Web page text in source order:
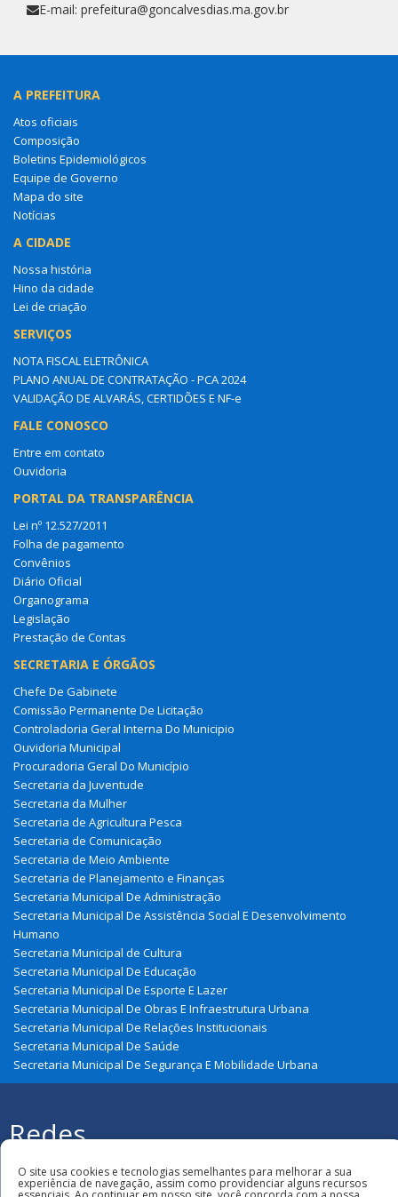
E-mail: prefeitura@goncalvesdias.ma.gov.br
A PREFEITURA
Atos oficiais
Composição
Boletins Epidemiológicos
Equipe de Governo
Mapa do site
Notícias
A CIDADE
Nossa história
Hino da cidade
Lei de criação
SERVIÇOS
NOTA FISCAL ELETRÔNICA
PLANO ANUAL DE CONTRATAÇÃO - PCA 2024
VALIDAÇÃO DE ALVARÁS, CERTIDÕES E NF-e
FALE CONOSCO
Entre em contato
Ouvidoria
PORTAL DA TRANSPARÊNCIA
Lei nº 12.527/2011
Folha de pagamento
Convênios
Diário Oficial
Organograma
Legislação
Prestação de Contas
SECRETARIA E ÓRGÃOS
Chefe De Gabinete
Comissão Permanente De Licitação
Controladoria Geral Interna Do Municipio
Ouvidoria Municipal
Procuradoria Geral Do Município
Secretaria da Juventude
Secretaria da Mulher
Secretaria de Agricultura Pesca
Secretaria de Comunicação
Secretaria de Meio Ambiente
Secretaria de Planejamento e Finanças
Secretaria Municipal De Administração
Secretaria Municipal De Assistência Social E Desenvolvimento
Humano
Secretaria Municipal de Cultura
Secretaria Municipal De Educação
Secretaria Municipal De Esporte E Lazer
Secretaria Municipal De Obras E Infraestrutura Urbana
Secretaria Municipal De Relações Institucionais
Secretaria Municipal De Saúde
Secretaria Municipal De Segurança E Mobilidade Urbana
Redes
Sociais
Municipal de Gonçalves Dias
O site usa cookies e tecnologias semelhantes para melhorar a sua
experiência de navegação, assim como providenciar alguns recursos